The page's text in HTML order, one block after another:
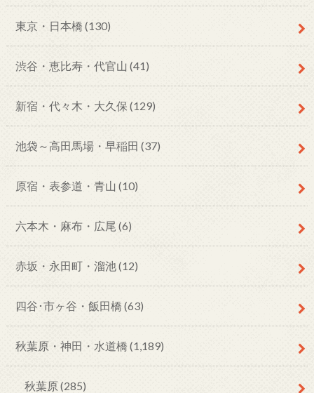
東京・日本橋 (130)
渋谷・恵比寿・代官山 (41)
新宿・代々木・大久保 (129)
池袋～高田馬場・早稲田 (37)
原宿・表参道・青山 (10)
六本木・麻布・広尾 (6)
赤坂・永田町・溜池(12)
四谷･市ヶ谷・飯田橋 (63)
秋葉原・神田・水道橋 (1,189)
秋葉原(285)